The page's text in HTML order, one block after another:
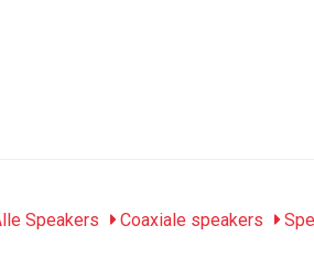
Speakers Coaxiale speakers